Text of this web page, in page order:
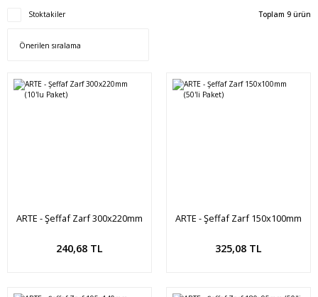
Stoktakiler Toplam 9 ürün
ARTE - Şeffaf Zarf 300x220mm
240,68 TL
Sepete Ekle
ARTE - Şeffaf Zarf 150x100mm
325,08 TL
Sepete Ekle